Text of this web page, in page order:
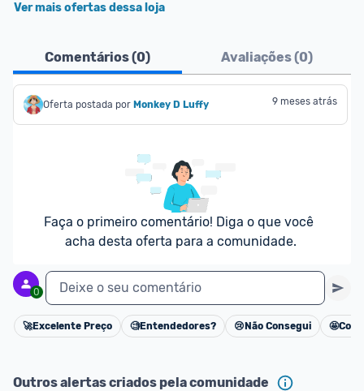
Ver mais ofertas dessa loja
Comentários (0) Avaliações (0)
Oferta postada por Monkey D Luffy 9 meses atrás
Faça o primeiro comentário! Diga o que você
acha desta oferta para a comunidade.
0 Deixe o seu comentário
Cancelar
🚀Excelente Preço 🧐Entendedores? 😢 Não Consegui 🤩
Outros alertas criados pela comunidade